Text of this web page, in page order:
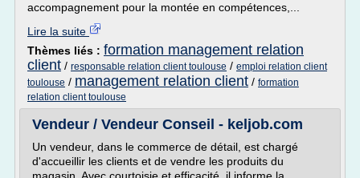
accompagnement pour la montée en compétences,...
Lire la suite
Thèmes liés : formation management relation
client / responsable relation client toulouse / emploi relation client
toulouse / management relation client / formation
relation client toulouse
Vendeur / Vendeur Conseil - keljob.com
Un vendeur, dans le commerce de détail, est chargé
d'accueillir les clients et de vendre les produits du